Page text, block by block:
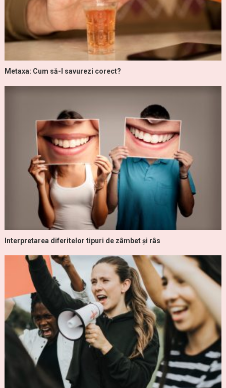
Metaxa: Cum să-l savurezi corect?
Interpretarea diferitelor tipuri de zâmbet și râs